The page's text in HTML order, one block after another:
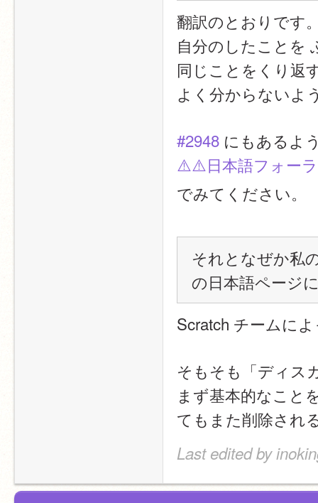
翻訳のとおりです
自分のしたことを
同じことをくり返
よく分からないよ
#2948 にもあるよ
⚠️⚠️日本語フォー
でみてください。
それとなぜか私
の日本語ページ
Scratch チームに
そもそも「ディス
まず基本的なこと
てもまた削除され
Last edited by